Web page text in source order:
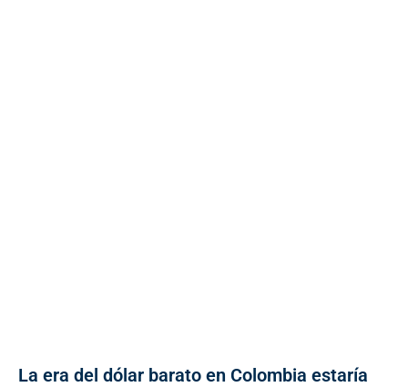
La era del dólar barato en Colombia estaría